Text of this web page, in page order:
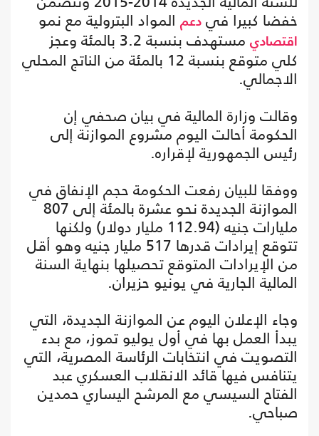
خفضا كبيرا في دعم المواد البترولية مع نمو
اقتصادي
مستهدف بنسبة 3.2 بالمئة وعجز
كلي متوقع بنسبة 12 بالمئة من الناتج المحلي
الاجمالي.
وقالت وزارة المالية في بيان صحفي إن
الحكومة أحالت اليوم مشروع الموازنة إلى
رئيس الجمهورية لإقراره.
ووفقا للبيان رفعت الحكومة حجم الإنفاق في
الموازنة الجديدة نحو عشرة بالمئة إلى 807
مليارات جنيه (112.94 مليار دولار) ولكنها
تتوقع إيرادات قدرها 517 مليار جنيه وهو أقل
من الإيرادات المتوقع تحصيلها بنهاية السنة
المالية الجارية في يونيو حزيران.
وجاء الإعلان اليوم عن الموازنة الجديدة، التي
يبدأ العمل بها في أول يوليو تموز، مع بدء
التصويت في انتخابات الرئاسة المصرية، التي
يتنافس فيها قائد الانقلاب العسكري عبد
الفتاح السيسي مع المرشح اليساري حمدين
صباحي.